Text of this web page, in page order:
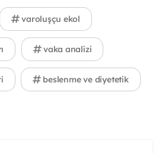
varoluşçu ekol
vaka analizi
beslenme ve diyetetik